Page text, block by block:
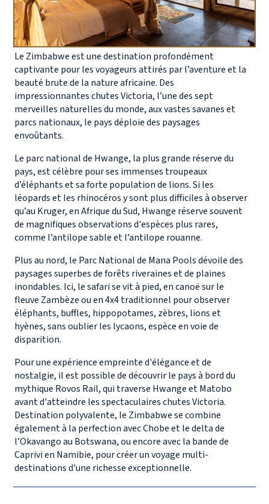
Le Zimbabwe est une destination profondément
captivante pour les voyageurs attirés par l’aventure et la
beauté brute de la nature africaine. Des
impressionnantes chutes Victoria, l’une des sept
merveilles naturelles du monde, aux vastes savanes et
parcs nationaux, le pays déploie des paysages
envoûtants.
Le parc national de Hwange, la plus grande réserve du
pays, est célèbre pour ses immenses troupeaux
d’éléphants et sa forte population de lions. Si les
léopards et les rhinocéros y sont plus difficiles à observer
qu’au Kruger, en Afrique du Sud, Hwange réserve souvent
de magnifiques observations d'espèces plus rares,
comme l’antilope sable et l’antilope rouanne.
Plus au nord, le Parc National de Mana Pools dévoile des
paysages superbes de forêts riveraines et de plaines
inondables. Ici, le safari se vit à pied, en canoë sur le
fleuve Zambèze ou en 4x4 traditionnel pour observer
éléphants, buffles, hippopotames, zèbres, lions et
hyènes, sans oublier les lycaons, espèce en voie de
disparition.
Pour une expérience empreinte d'élégance et de
nostalgie, il est possible de découvrir le pays à bord du
mythique Rovos Rail, qui traverse Hwange et Matobo
avant d'atteindre les spectaculaires chutes Victoria.
Destination polyvalente, le Zimbabwe se combine
également à la perfection avec Chobe et le delta de
l’Okavango au Botswana, ou encore avec la bande de
Caprivi en Namibie, pour créer un voyage multi-
destinations d'une richesse exceptionnelle.